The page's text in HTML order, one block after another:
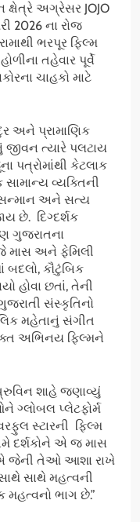
અગ્રેસર JOJO
2026 ના રોજ
ભરપૂર ફિલ્મ
તહેવાર પૂર્વે
ચાહકો માટે
અને પ્રામાણિક
ત્યારે પલટાય
પત્રોમાંથી કેટલાક
વ્યક્તિની
અને સત્ય
છે. દિગ્દર્શક
ગુજરાતના
માસ અને ફેમિલી
કૌટુંબિક
હોવા છતાં, તેની
સંસ્કૃતિનો
મહેતાનું સંગીત
અભિનય ફિલ્મને
શાહે જણાવ્યું
ગ્લોબલ પ્લેટફોર્મ
સ્ટારની ફિલ્મ
દર્શકોને એ જ માસ
જેની તેઓ આશા રાખે
સાથે મહત્વની
મહત્વનો ભાગ છે.”